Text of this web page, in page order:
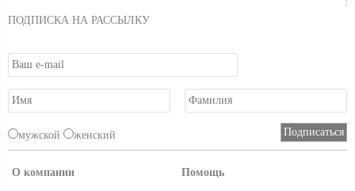
ПОДПИСКА НА РАССЫЛКУ
мужской женский
О компании Помощь